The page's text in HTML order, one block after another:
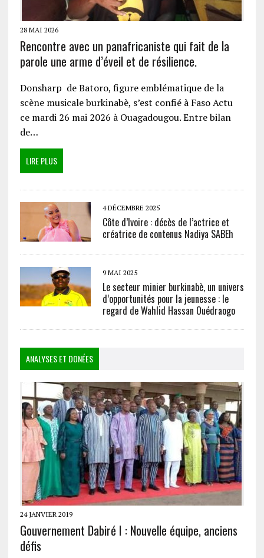
28 MAI 2026
Rencontre avec un panafricaniste qui fait de la
parole une arme d’éveil et de résilience.
Donsharp de Batoro, figure emblématique de la
scène musicale burkinabè, s’est confié à Faso Actu
ce mardi 26 mai 2026 à Ouagadougou. Entre bilan
de…
LIRE PLUS
4 DÉCEMBRE 2025
Côte d’Ivoire : décès de l’actrice et
créatrice de contenus Nadiya SABEh
9 MAI 2025
Le secteur minier burkinabè, un univers
d’opportunités pour la jeunesse : le
regard de Wahlid Hassan Ouédraogo
ANALYSES ET DONÉES
24 JANVIER 2019
Gouvernement Dabiré I : Nouvelle équipe, anciens
défis